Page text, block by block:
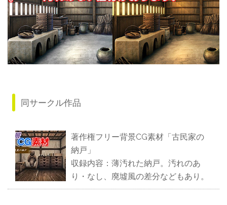
同サークル作品
著作権フリー背景CG素材「古民家の
納戸」
収録内容：薄汚れた納戸。汚れのあ
り・なし、廃墟風の差分などもあり。